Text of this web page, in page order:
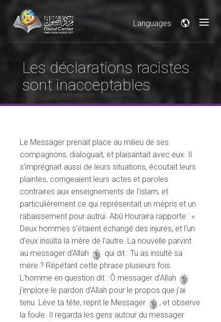
Languages
Les déclarations racistes
sont inacceptables
Le Messager prenait place au milieu de ses
compagnons, dialoguait, et plaisantait avec eux. Il
s’imprégnait aussi de leurs situations, écoutait leurs
plaintes, corrigeaient leurs actes et paroles
contraires aux enseignements de l’islam, et
particulièrement ce qui représentait un mépris et un
rabaissement pour autrui. Abû Houraira rapporte : «
Deux hommes s’étaient échangé des injures, et l’un
d’eux insulta la mère de l’autre. La nouvelle parvint
au messager d’Allah s qui dit : Tu as insulté sa
mère ? Répétant cette phrase plusieurs fois.
L’homme en question dit : Ô messager d’Allah s
j’implore le pardon d’Allah pour le propos que j’ai
tenu. Lève ta tête, reprit le Messager s , et observe
la foule. Il regarda les gens autour du messager